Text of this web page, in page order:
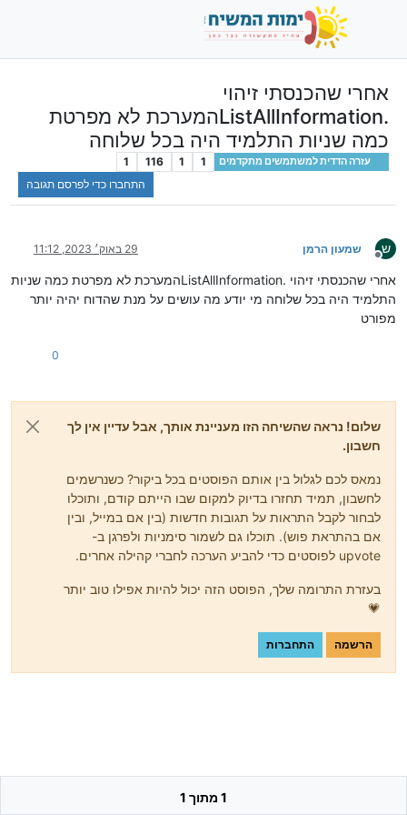
אחרי שהכנסתי זיהוי
.ListAllInformationהמערכת לא מפרטת
כמה שניות התלמיד היה בכל שלוחה
עזרה הדדית למשתמשים מתקדמים 1
1
116
1
התחברו כדי לפרסם תגובה
ש
מנותק
שמעון הרמן 29 באוק׳ 2023, 11:12
אחרי שהכנסתי זיהוי .ListAllInformationהמערכת לא מפרטת כמה שניות
התלמיד היה בכל שלוחה מי יודע מה עושים על מנת שהדוח יהיה יותר
מפורט
0
שלום! נראה שהשיחה הזו מעניינת אותך, אבל עדיין אין לך
חשבון.
נמאס לכם לגלול בין אותם הפוסטים בכל ביקור? כשנרשמים
לחשבון, תמיד תחזרו בדיוק למקום שבו הייתם קודם, ותוכלו
לבחור לקבל התראות על תגובות חדשות (בין אם במייל, ובין
אם בהתראת פוש). תוכלו גם לשמור סימניות ולפרגן ב-
upvote לפוסטים כדי להביע הערכה לחברי קהילה אחרים.
בעזרת התרומה שלך, הפוסט הזה יכול להיות אפילו טוב יותר
💗
הרשמה התחברות
1 מתוך 1